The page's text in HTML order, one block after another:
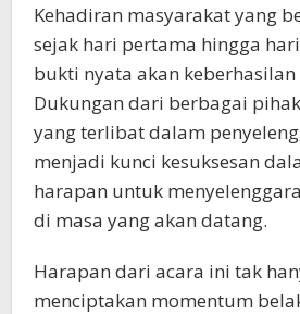
Kehadiran masyarakat yang
sejak hari pertama hingga
bukti nyata akan keberhasilan
Dukungan dari berbagai
yang terlibat dalam
menjadi kunci kesuksesan
harapan untuk
di masa yang akan datang.
Harapan dari acara ini tak
menciptakan momentum